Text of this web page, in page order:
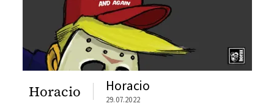
Horacio Horacio
29.07.2022